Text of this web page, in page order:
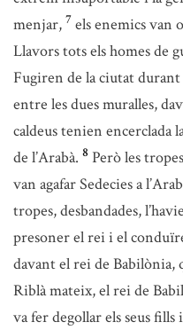
menjar, 7 els enemics van
Llavors tots els homes de
Fugiren de la ciutat
entre les dues muralles,
caldeus tenien encerclada
de l’Arabà. 8 Però les
van agafar Sedecies a
tropes, desbandades,
presoner el rei i el
davant el rei de Babilònia,
Riblà mateix, el rei de
va fer degollar els seus